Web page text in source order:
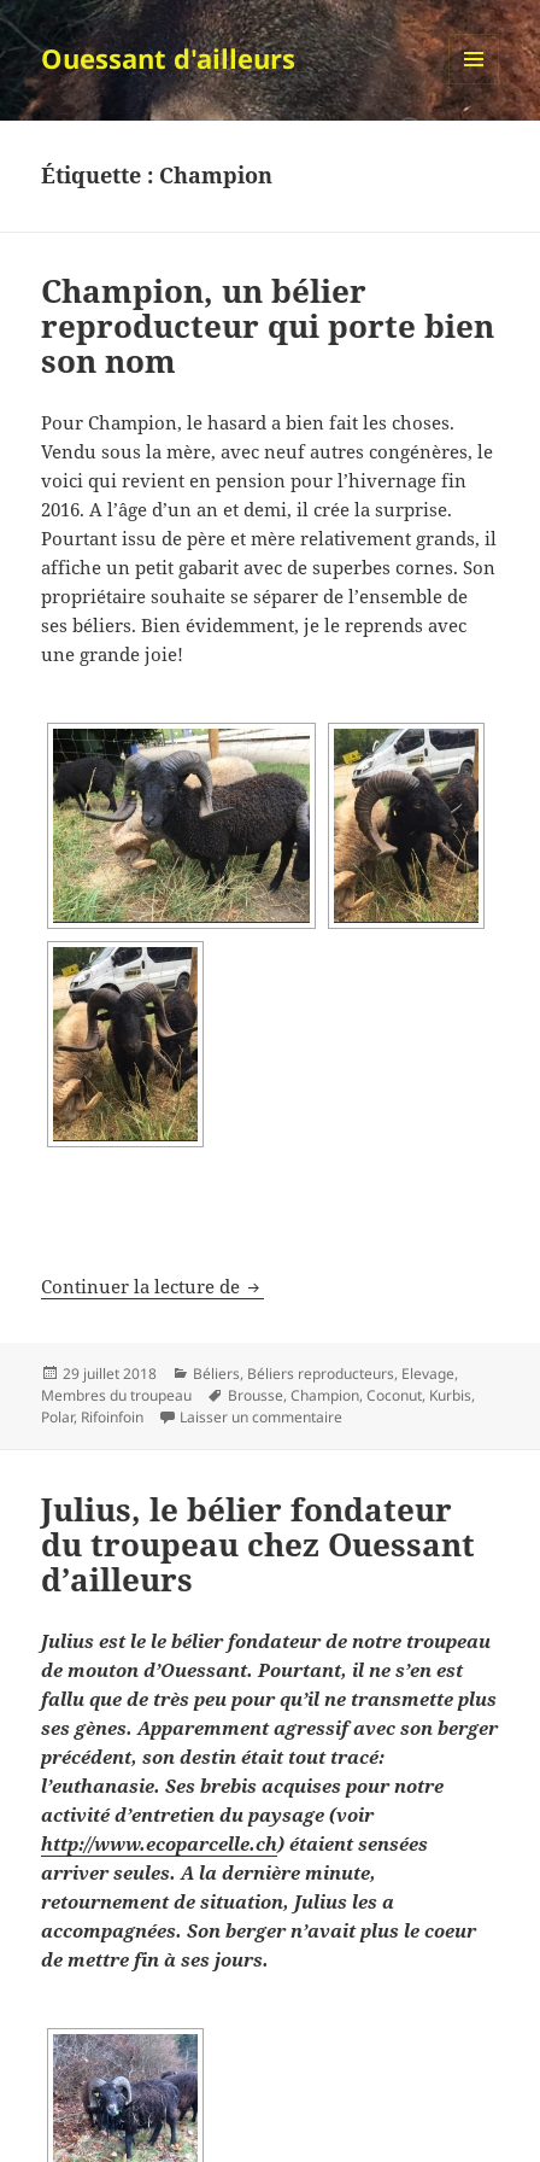
Ouessant d'ailleurs
MENU
ET
Étiquette : Champion
Champion, un bélier
reproducteur qui porte bien
son nom
Pour Champion, le hasard a bien fait les choses.
Vendu sous la mère, avec neuf autres congénères, le
voici qui revient en pension pour l’hivernage fin
2016. A l’âge d’un an et demi, il crée la surprise.
Pourtant issu de père et mère relativement grands, il
affiche un petit gabarit avec de superbes cornes. Son
propriétaire souhaite se séparer de l’ensemble de
ses béliers. Bien évidemment, je le reprends avec
une grande joie!
Continuer la lecture de Champion, un bélier
Publié
le
29 juillet 2018 Catégories
Béliers, Béliers reproducteurs, Elevage,
Membres du troupeau
Mots-
clés
Brousse,Champion,Coconut, Kurbis,
Polar, Rifoinfoin Laisser un commentaire
Julius, le bélier fondateur
du troupeau chez Ouessant
d’ailleurs
Julius est le le bélier fondateur de notre troupeau
de mouton d’Ouessant. Pourtant, il ne s’en est
fallu que de très peu pour qu’il ne transmette plus
ses gènes. Apparemment agressif avec son berger
précédent, son destin était tout tracé:
l’euthanasie. Ses brebis acquises pour notre
activité d’entretien du paysage (voir
http://www.ecoparcelle.ch) étaient sensées
arriver seules. A la dernière minute,
retournement de situation, Julius les a
accompagnées. Son berger n’avait plus le coeur
de mettre fin à ses jours.